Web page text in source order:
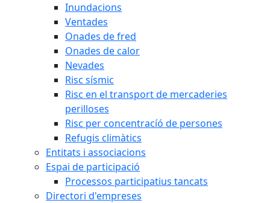
Inundacions
Ventades
Onades de fred
Onades de calor
Nevades
Risc sísmic
Risc en el transport de mercaderies
perilloses
Risc per concentracíó de persones
Refugis climàtics
Entitats i associacions
Espai de participació
Processos participatius tancats
Directori d'empreses